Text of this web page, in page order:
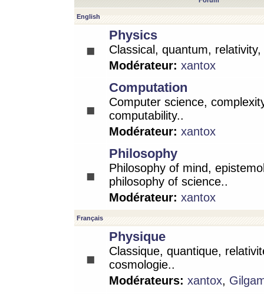
English
Physics
Classical, quantum,
Modérateur: xantox
Computation
Computer science,
computability..
Modérateur: xantox
Philosophy
Philosophy of mind,
philosophy of science..
Modérateur: xantox
Français
Physique
Classique, quantique,
cosmologie..
Modérateurs: xantox,